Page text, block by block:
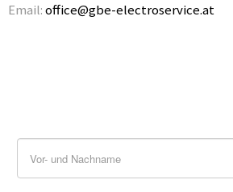
Email:office@gbe-electroservice.at